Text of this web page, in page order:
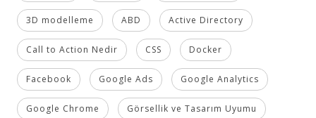
3D modelleme ABD Active Directory
Call to Action Nedir CSS Docker
Facebook Google Ads Google Analytics
Google Chrome Görsellik ve Tasarım Uyumu